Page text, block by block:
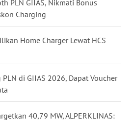
PLN GIIAS, Nikmati Bonus
Charging
Home Charger Lewat HCS
di GIIAS 2026, Dapat Voucher
40,79 MW, ALPERKLINAS: